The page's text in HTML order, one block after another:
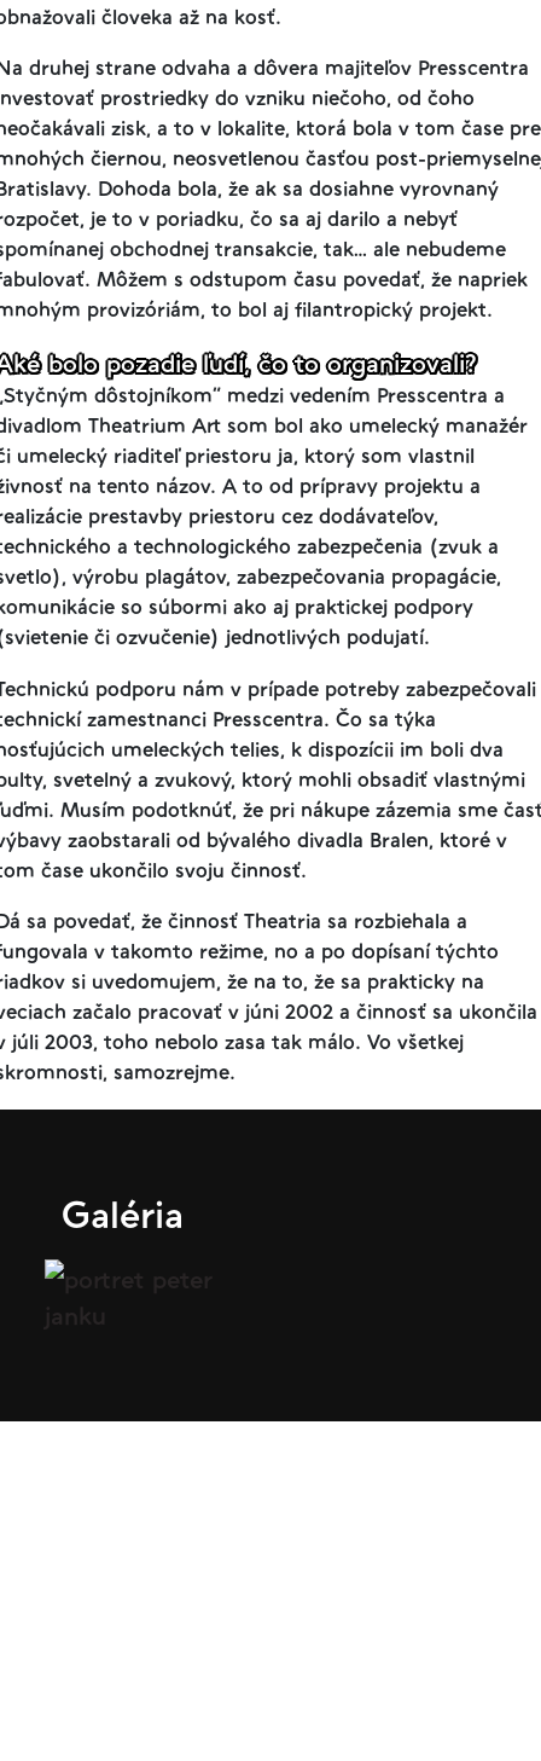
človeka až na kosť.
druhej strane odvaha a dôvera majiteľov Presscentra
prostriedky do vzniku niečoho, od čoho
zisk, a to v lokalite, ktorá bola v tom čase pre
čiernou, neosvetlenou časťou post-
Dohoda bola, že ak sa dosiahne vyrovnaný
je to v poriadku, čo sa aj darilo a nebyť
obchodnej transakcie, tak… ale nebudeme
Môžem s odstupom času povedať, že napriek
provizóriám, to bol aj filantropický projekt.
bolo pozadie ľudí, čo to organizovali?
dôstojníkom” medzi vedením Presscentra a
Theatrium Art som bol ako umelecký manažér
umelecký riaditeľ priestoru ja, ktorý som vlastnil
na tento názov. A to od prípravy projektu a
prestavby priestoru cez dodávateľov,
a technologického zabezpečenia (zvuk a
výrobu plagátov, zabezpečovania propagácie,
so súbormi ako aj praktickej podpory
či ozvučenie) jednotlivých podujatí.
podporu nám v prípade potreby zabezpečovali
zamestnanci Presscentra. Čo sa týka
umeleckých telies, k dispozícii im boli dva
svetelný a zvukový, ktorý mohli obsadiť vlastnými
Musím podotknúť, že pri nákupe zázemia sme
zaobstarali od bývalého divadla Bralen, ktoré v
čase ukončilo svoju činnosť.
sa povedať, že činnosť Theatria sa rozbiehala a
v takomto režime, no a po dopísaní týchto
si uvedomujem, že na to, že sa prakticky na
začalo pracovať v júni 2002 a činnosť sa ukončila
júli 2003, toho nebolo zasa tak málo. Vo všetkej
samozrejme.
Galéria